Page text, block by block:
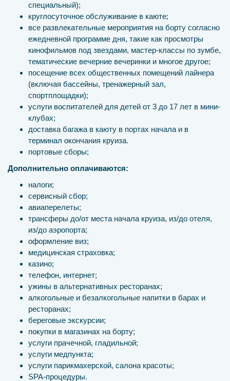
специальный);
круглосуточное обслуживание в каюте;
все развлекательные мероприятия на борту согласно
ежедневной программе дня, такие как просмотры
кинофильмов под звездами, мастер-классы по зумбе,
тематические вечерние вечеринки и многое другое;
посещение всех общественных помещений лайнера
(включая бассейны, тренажерный зал,
спортплощадки);
услуги воспитателей для детей от 3 до 17 лет в мини-
клубах;
доставка багажа в каюту в портах начала и в
терминал окончания круиза.
портовые сборы;
Дополнительно оплачиваются:
налоги;
сервисный сбор;
авиаперелеты;
трансферы до/от места начала круиза, из/до отеля,
из/до аэропорта;
оформление виз;
медицинская страховка;
казино;
телефон, интернет;
ужины в альтернативных ресторанах;
алкогольные и безалкогольные напитки в барах и
ресторанах;
береговые экскурсии;
покупки в магазинах на борту;
услуги прачечной, гладильной;
услуги медпункта;
услуги парикмахерской, салона красоты;
SPA-процедуры.